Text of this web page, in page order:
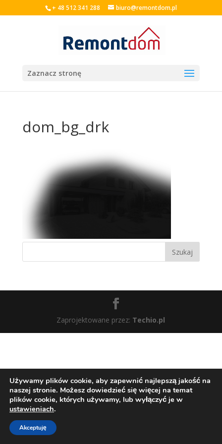
+ 48 512 341 288 biuro@remontdom.pl
Zaznacz stronę
dom_bg_drk
Zaprojektowane przez: Techio.pl
Używamy plików cookie, aby zapewnić najlepszą jakość na
naszej stronie. Możesz dowiedzieć się więcej na temat
plików cookie, których używamy, lub wyłączyć je w
ustawieniach.
Akceptuję